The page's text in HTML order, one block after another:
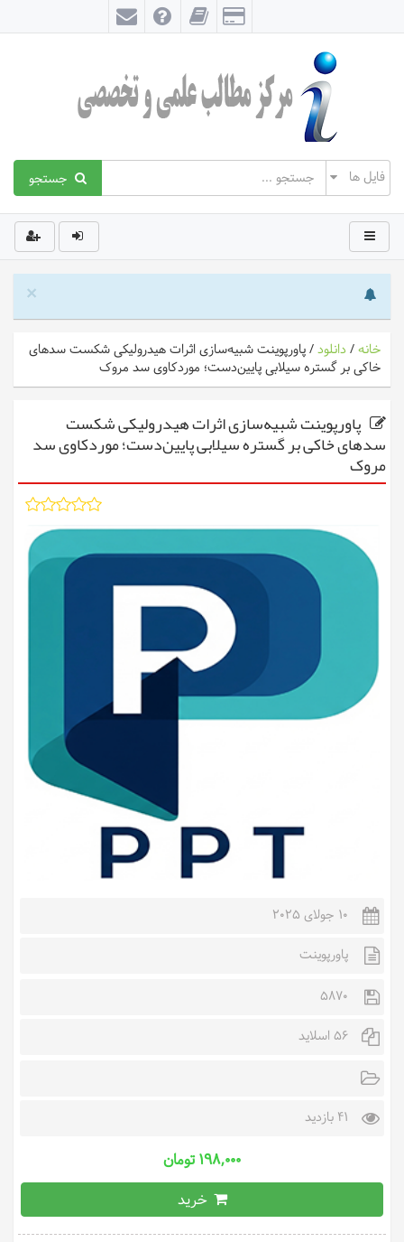
جستجو
×
خانه/ دانلود/پاورپوینت شبیه‌سازی اثرات هیدرولیکی شکست سدهای
خاکی بر گستره سیلابی پایین‌دست؛ موردکاوی سد مروک
پاورپوینت شبیه‌سازی اثرات هیدرولیکی شکست
سدهای خاکی بر گستره سیلابی پایین‌دست؛ موردکاوی سد
مروک
10 جولای 2025
پاورپوینت
5870
56 اسلاید
41 بازدید
۱۹۸,۰۰۰ تومان
خرید